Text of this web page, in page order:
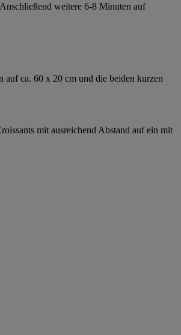
weitere 6-8 Minuten auf
ca. 60 x 20 cm und die beiden kurzen
mit ausreichend Abstand auf ein mit